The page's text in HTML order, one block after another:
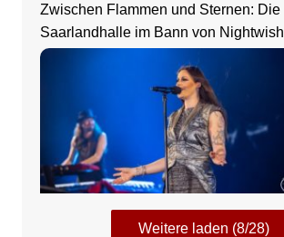
Zwischen Flammen und Sternen: Die
Saarlandhalle im Bann von Nightwish
Weitere laden (8/28)